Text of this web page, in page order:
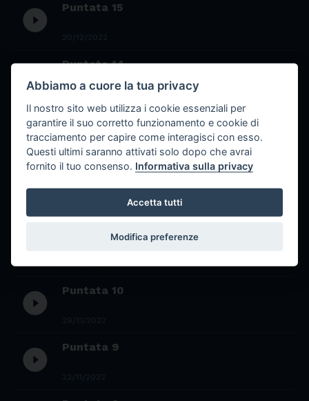
play_circle_filled Puntata 15
play_circle_filled Puntata 14
play_circle_filled Puntata 13
13/12/2022
play_circle_filled
Puntata 11
01/12/2022
play_circle_filled Puntata 10
play_circle_filled Puntata 9
Abbiamo a cuore la tua privacy
Il nostro sito web utilizza i cookie essenziali per
garantire il suo corretto funzionamento e cookie di
tracciamento per capire come interagisci con esso.
Questi ultimi saranno attivati solo dopo che avrai
fornito il tuo consenso. Informativa sulla privacy
Accetta tutti
Modifica preferenze